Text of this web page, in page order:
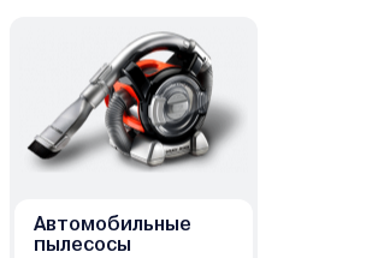
Автомобильные
пылесосы